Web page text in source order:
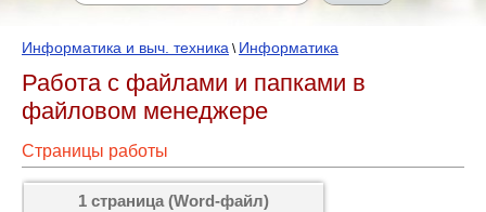
Информатика и выч. техника \ Информатика
Работа с файлами и папками в
файловом менеджере
Страницы работы
1 страница (Word-файл)